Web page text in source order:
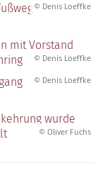
© Denis Loeffke
© Denis Loeffke
© Denis Loeffke
© Oliver Fuchs